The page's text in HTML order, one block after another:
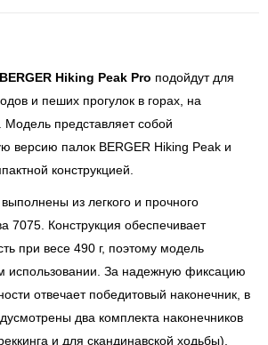
BERGER Hiking Peak Pro подойдут для
и пеших прогулок в горах, на
Модель представляет собой
версию палок BERGER Hiking Peak и
конструкцией.
из легкого и прочного
7075. Конструкция обеспечивает
при весе 490 г, поэтому модель
использовании. За надежную фиксацию
отвечает победитовый наконечник, в
два комплекта наконечников
и для скандинавской ходьбы),